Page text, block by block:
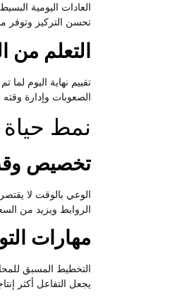
العادات اليومية
تحسن التركيز وتوفر
التعلم من
تقييم نهاية اليوم
الصعوبات وإدارة وقته
نمط حياة
تخصيص وقت
الوعي بالوقت لا
الروابط ويزيد من
مهارات
التخطيط المسبق
يجعل التفاعل أكثر